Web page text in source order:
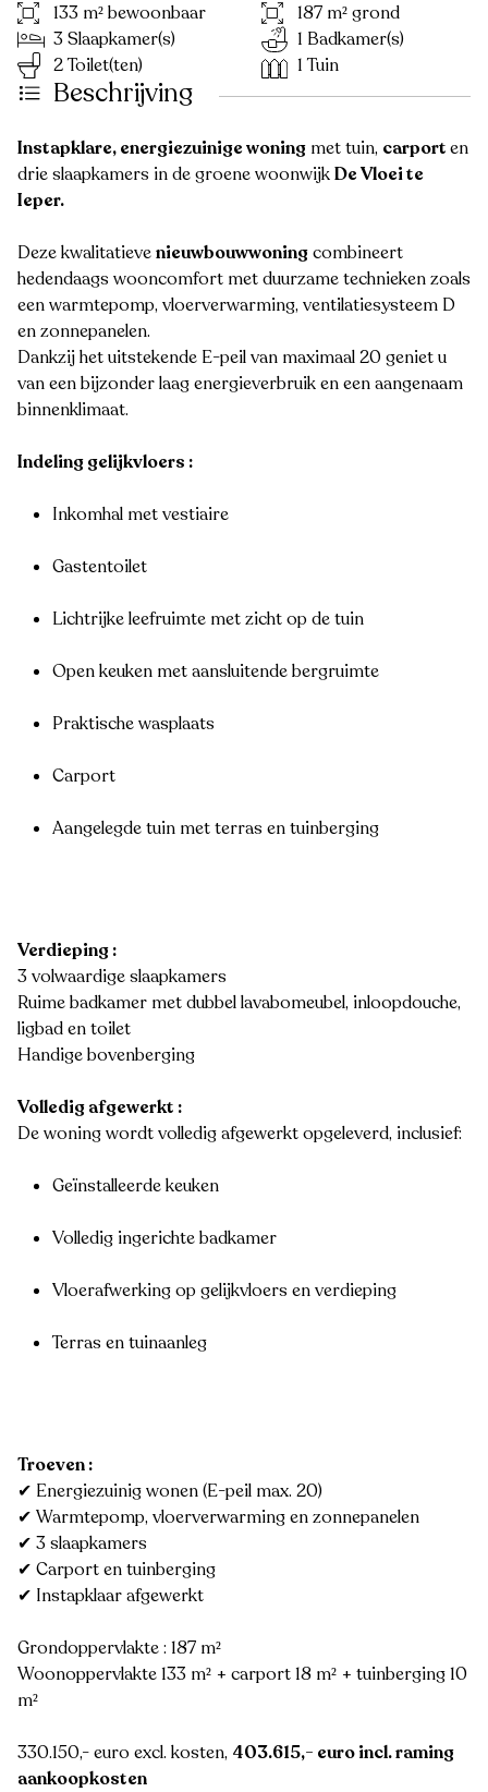
133 m² bewoonbaar
187 m² grond
3 Slaapkamer(s)
1 Badkamer(s)
2 Toilet(ten)
1 Tuin
Beschrijving
Instapklare, energiezuinige woning met tuin, carporten
drie slaapkamers in de groene woonwijkDe Vloei te
Ieper.
Deze kwalitatievenieuwbouwwoningcombineert
hedendaags wooncomfort met duurzame technieken zoals
een warmtepomp, vloerverwarming, ventilatiesysteem D
en zonnepanelen.
Dankzij het uitstekende E-peil van maximaal 20 geniet u
van een bijzonder laag energieverbruik en een aangenaam
binnenklimaat.
Indeling gelijkvloers :
Inkomhal met vestiaire
Gastentoilet
Lichtrijke leefruimte met zicht op de tuin
Open keuken met aansluitende bergruimte
Praktische wasplaats
Carport
Aangelegde tuin met terras en tuinberging
Verdieping :
3 volwaardige slaapkamers
Ruime badkamer met dubbel lavabomeubel, inloopdouche,
ligbad en toilet
Handige bovenberging
Volledig afgewerkt :
De woning wordt volledig afgewerkt opgeleverd, inclusief:
Geïnstalleerde keuken
Volledig ingerichte badkamer
Vloerafwerking op gelijkvloers en verdieping
Terras en tuinaanleg
Troeven :
✔ Energiezuinig wonen (E-peil max. 20)
✔ Warmtepomp, vloerverwarming en zonnepanelen
✔ 3 slaapkamers
✔ Carport en tuinberging
✔ Instapklaar afgewerkt
Grondoppervlakte : 187 m²
Woonoppervlakte 133 m² + carport 18 m² + tuinberging 10
m²
330.150,- euro excl. kosten, 403.615,- euro incl. raming
aankoopkosten